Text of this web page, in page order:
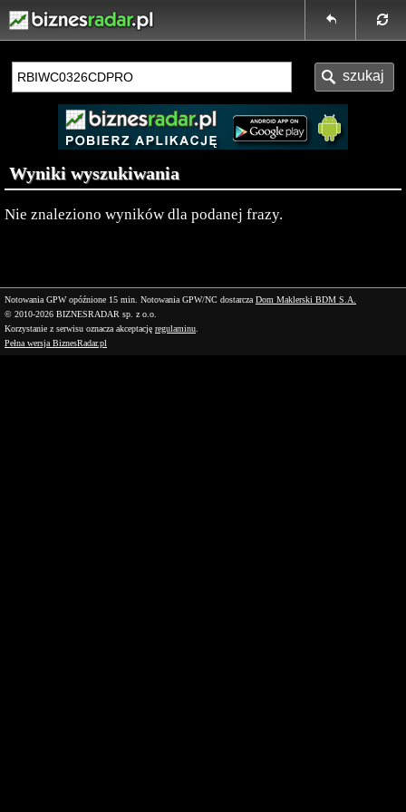
Wyniki wyszukiwania
Nie znaleziono wyników dla podanej frazy.
Notowania GPW opóźnione 15 min. Notowania GPW/NC dostarcza Dom Maklerski BDM S.A.
© 2010-2026 BIZNESRADAR sp. z o.o.
Korzystanie z serwisu oznacza akceptację regulaminu
Pełna wersja BiznesRadar.pl